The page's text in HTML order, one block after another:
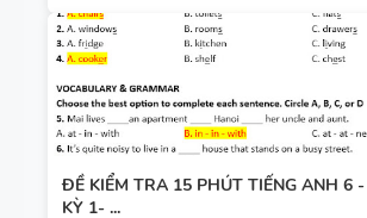
ĐỀ KIỂM TRA 15 PHÚT TIẾNG ANH 6
KỲ 1- ...